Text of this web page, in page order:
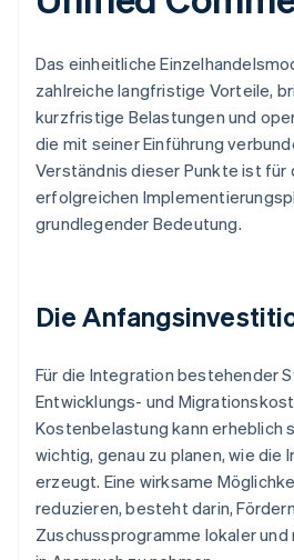
Das einheitliche
zahlreiche langfristige Vorteile,
kurzfristige Belastungen und
die mit seiner Einführung
Verständnis dieser Punkte ist für
erfolgreichen
grundlegender Bedeutung.
Die
Für die Integration bestehender
Entwicklungs- und
Kostenbelastung kann erheblich
wichtig, genau zu planen, wie die
erzeugt. Eine wirksame
reduzieren, besteht darin,
Zuschussprogramme lokaler und